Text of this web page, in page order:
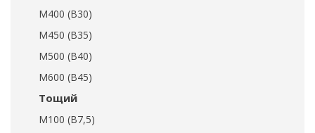
М400 (В30)
М450 (В35)
М500 (В40)
М600 (В45)
Тощий
М100 (В7,5)